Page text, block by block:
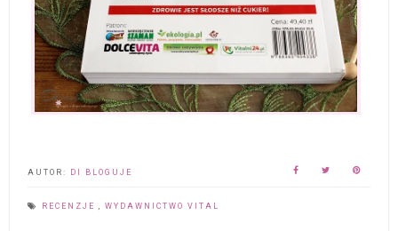
AUTOR: DI BLOGUJE
RECENZJE , WYDAWNICTWO VITAL